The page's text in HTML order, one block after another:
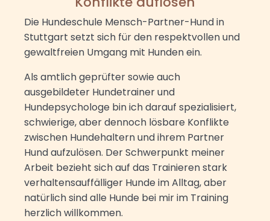
Die Hundeschule Mensch-Partner-Hund in
Stuttgart setzt sich für den respektvollen und
gewaltfreien Umgang mit Hunden ein.
Als amtlich geprüfter sowie auch
ausgebildeter Hundetrainer und
Hundepsychologe bin ich darauf spezialisiert,
schwierige, aber dennoch lösbare Konflikte
zwischen Hundehaltern und ihrem Partner
Hund aufzulösen. Der Schwerpunkt meiner
Arbeit bezieht sich auf das Trainieren stark
verhaltensauffälliger Hunde im Alltag, aber
natürlich sind alle Hunde bei mir im Training
herzlich willkommen.